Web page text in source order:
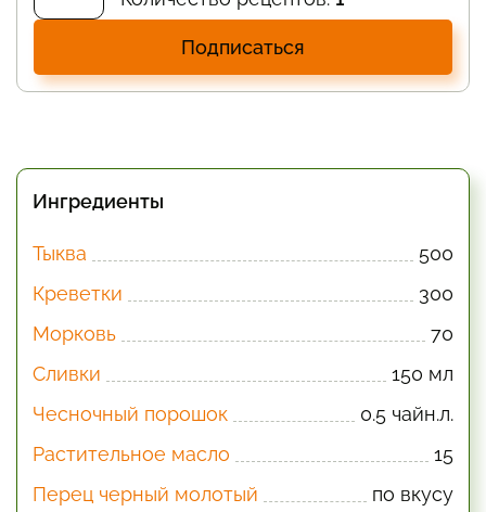
Подписаться
Ингредиенты
Тыква
500
Креветки
300
Морковь
70
Сливки
150 мл
Чесночный порошок
0.5 чайн.л.
Растительное масло
15
Перец черный молотый
по вкусу